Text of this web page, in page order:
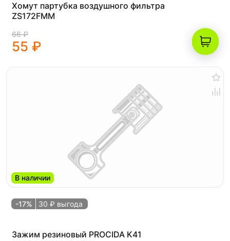
Хомут партубка воздушного фильтра
ZS172FMM
66 ₽
55 ₽
В наличии
-17% 30 ₽ выгода
Зажим резиновый PROCIDA K41